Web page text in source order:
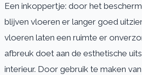
Een inkoppertje: door het
blijven vloeren er langer goed
vloeren laten een ruimte er
afbreuk doet aan de esthetische
interieur. Door gebruik te maken